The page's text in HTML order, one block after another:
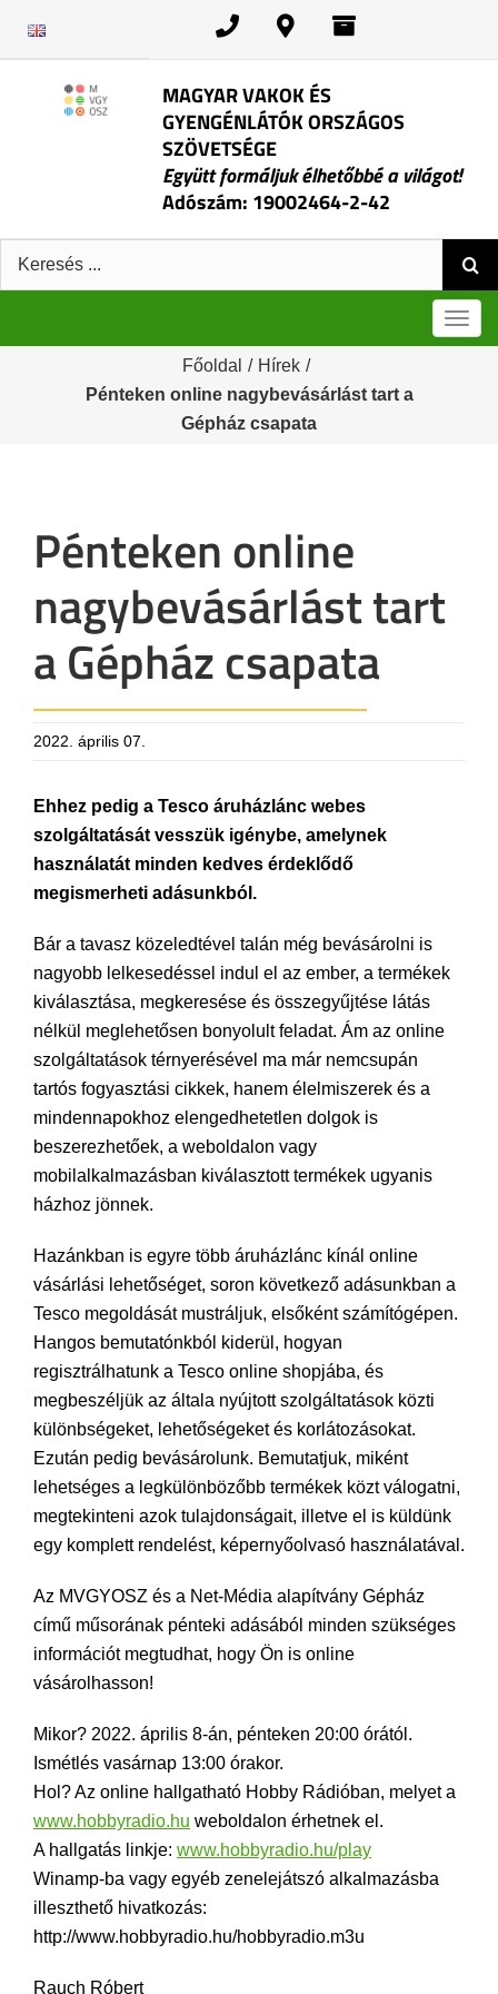
MAGYAR VAKOK ÉS
GYENGÉNLÁTÓK ORSZÁGOS
SZÖVETSÉGE
Együtt formáljuk élhetőbbé a világot!
Adószám: 19002464-2-42
Keresés:
Főoldal / Hírek /
Pénteken online nagybevásárlást tart a
Gépház csapata
Pénteken online
nagybevásárlást tart
a Gépház csapata
2022. április 07.
Ehhez pedig a Tesco áruházlánc webes
szolgáltatását vesszük igénybe, amelynek
használatát minden kedves érdeklődő
megismerheti adásunkból.
Bár a tavasz közeledtével talán még bevásárolni is
nagyobb lelkesedéssel indul el az ember, a termékek
kiválasztása, megkeresése és összegyűjtése látás
nélkül meglehetősen bonyolult feladat. Ám az online
szolgáltatások térnyerésével ma már nemcsupán
tartós fogyasztási cikkek, hanem élelmiszerek és a
mindennapokhoz elengedhetetlen dolgok is
beszerezhetőek, a weboldalon vagy
mobilalkalmazásban kiválasztott termékek ugyanis
házhoz jönnek.
Hazánkban is egyre több áruházlánc kínál online
vásárlási lehetőséget, soron következő adásunkban a
Tesco megoldását mustráljuk, elsőként számítógépen.
Hangos bemutatónkból kiderül, hogyan
regisztrálhatunk a Tesco online shopjába, és
megbeszéljük az általa nyújtott szolgáltatások közti
különbségeket, lehetőségeket és korlátozásokat.
Ezután pedig bevásárolunk. Bemutatjuk, miként
lehetséges a legkülönbözőbb termékek közt válogatni,
megtekinteni azok tulajdonságait, illetve el is küldünk
egy komplett rendelést, képernyőolvasó használatával.
Az MVGYOSZ és a Net-Média alapítvány Gépház
című műsorának pénteki adásából minden szükséges
információt megtudhat, hogy Ön is online
vásárolhasson!
Mikor? 2022. április 8-án, pénteken 20:00 órától.
Ismétlés vasárnap 13:00 órakor.
Hol? Az online hallgatható Hobby Rádióban, melyet a
www.hobbyradio.hu weboldalon érhetnek el.
A hallgatás linkje: www.hobbyradio.hu/play
Winamp-ba vagy egyéb zenelejátszó alkalmazásba
illeszthető hivatkozás:
http://www.hobbyradio.hu/hobbyradio.m3u
Rauch Róbert